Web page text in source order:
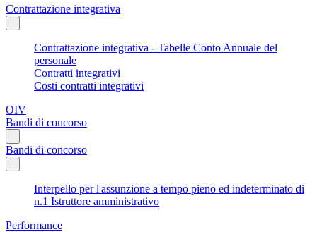
Contrattazione integrativa
Contrattazione integrativa - Tabelle Conto Annuale del
personale
Contratti integrativi
Costi contratti integrativi
OIV
Bandi di concorso
Bandi di concorso
Interpello per l'assunzione a tempo pieno ed indeterminato di
n.1 Istruttore amministrativo
Performance